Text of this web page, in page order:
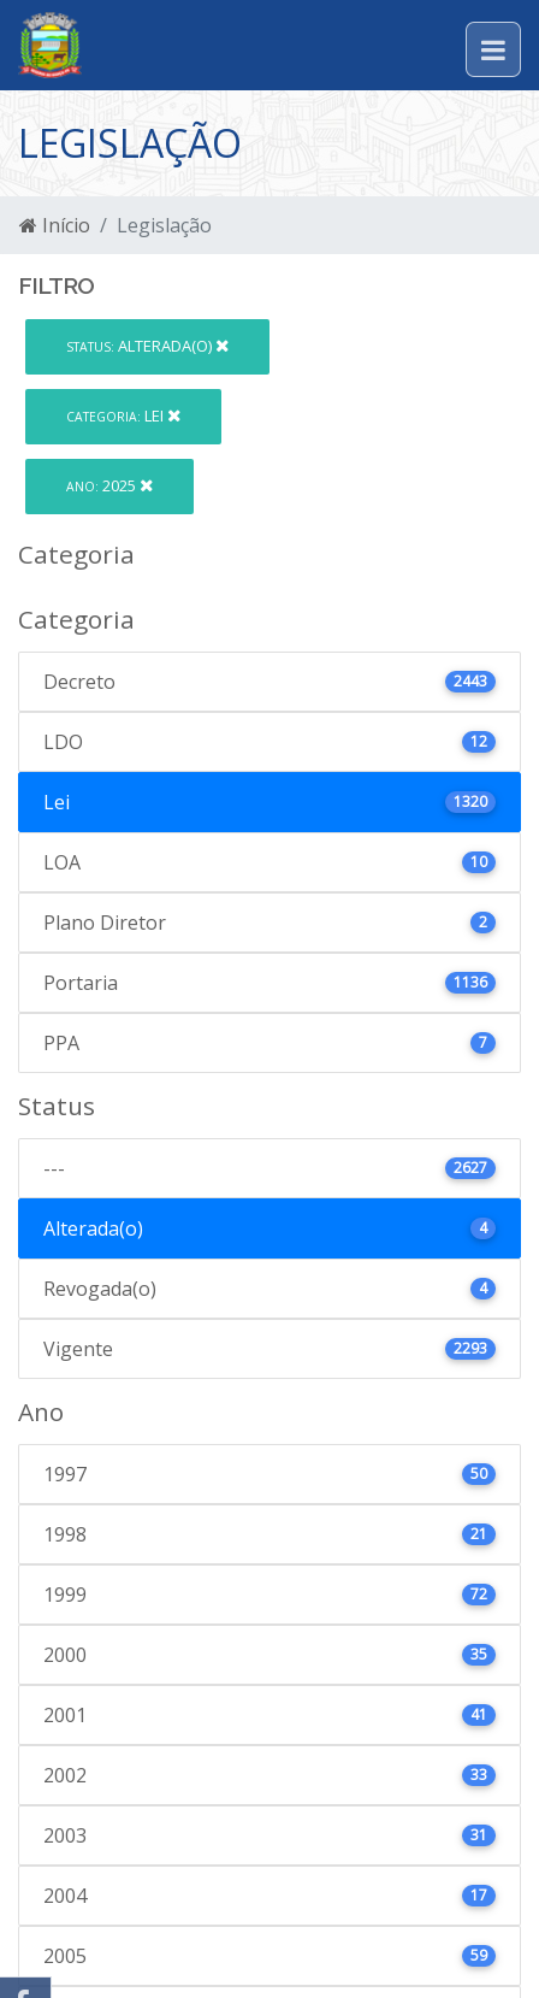
LEGISLAÇÃO
Início Legislação
FILTRO
STATUS: ALTERADA(O)
CATEGORIA: LEI
ANO: 2025
Categoria
Categoria
Decreto 2443
LDO 12
Lei 1320
LOA 10
Plano Diretor 2
Portaria 1136
PPA 7
Status
--- 2627
Alterada(o) 4
Revogada(o) 4
Vigente 2293
Ano
1997 50
1998 21
1999 72
2000 35
2001 41
2002 33
2003 31
2004 17
2005 59